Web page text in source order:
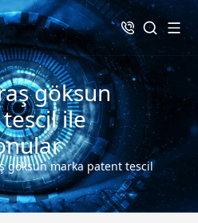
göksun
ile
göksun marka patent tescil